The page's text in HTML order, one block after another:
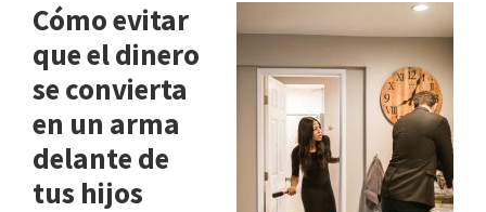
Cómo evitar
que el dinero
se convierta
en un arma
delante de
tus hijos